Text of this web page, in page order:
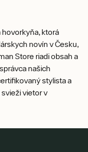
hovorkyňa, ktorá
novín v Česku,
Store riadi obsah a
našich
stylista a
vietor v